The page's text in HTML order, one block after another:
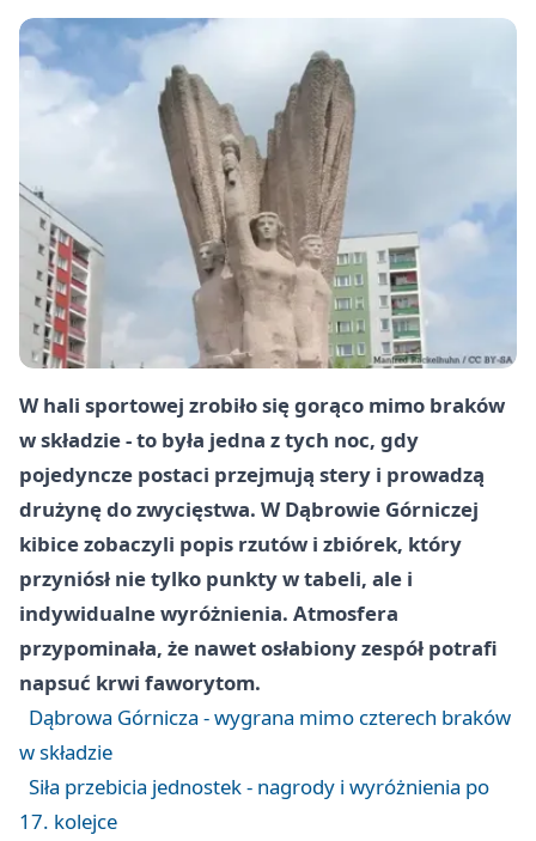
W hali sportowej zrobiło się gorąco mimo braków
w składzie - to była jedna z tych noc, gdy
pojedyncze postaci przejmują stery i prowadzą
drużynę do zwycięstwa. W Dąbrowie Górniczej
kibice zobaczyli popis rzutów i zbiórek, który
przyniósł nie tylko punkty w tabeli, ale i
indywidualne wyróżnienia. Atmosfera
przypominała, że nawet osłabiony zespół potrafi
napsuć krwi faworytom.
Dąbrowa Górnicza - wygrana mimo czterech braków
w składzie
Siła przebicia jednostek - nagrody i wyróżnienia po
17. kolejce